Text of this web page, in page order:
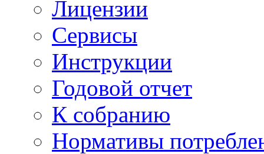
Лицензии
Сервисы
Инструкции
Годовой отчет
К собранию
Нормативы